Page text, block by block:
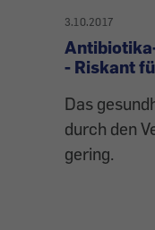
3.10.2017
- Riskant
Das
durch den
gering.